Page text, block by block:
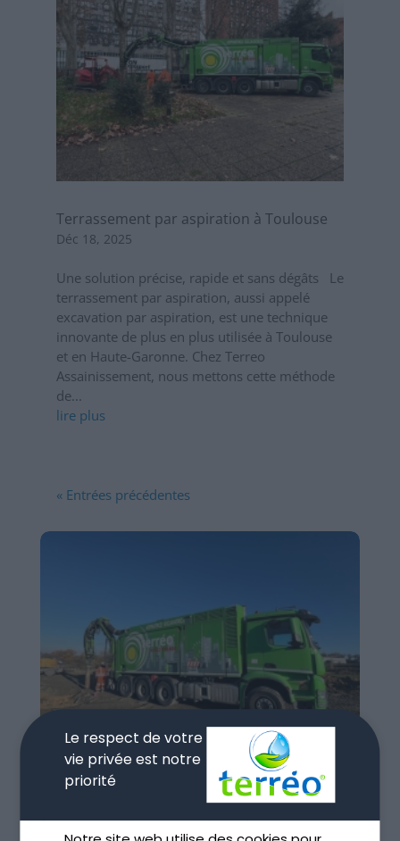
Le respect de votre
vie privée est notre
priorité
Terrassement par aspiration à Toulouse
Déc 18, 2025
Une solution précise, rapide et sans dégâts Le
terrassement par aspiration, aussi appelé
excavation par aspiration, est une technique
innovante de plus en plus utilisée à Toulouse
et en Haute-Garonne. Chez Terreo
Assainissement, nous mettons cette méthode
de...
lire plus
« Entrées précédentes
Terrassement par aspiration et environnement